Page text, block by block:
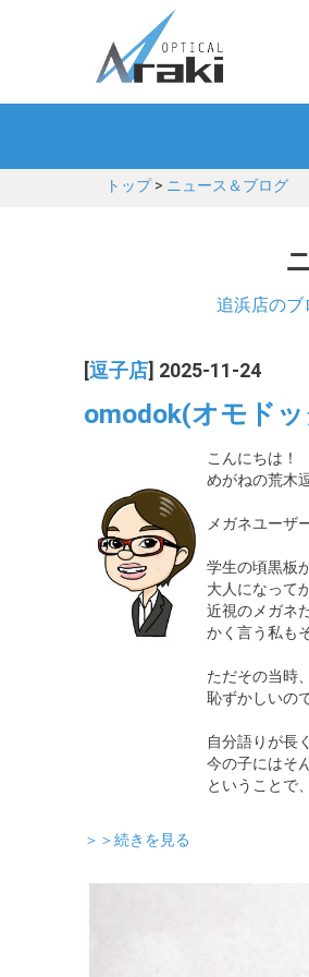
トップ> ニュース＆ブログ
追浜店のブ
逗子店 ] 2025-11-24
omodok(オモド
こんにちは！
めがねの荒木
メガネユーザ
学生の頃黒板
大人になって
近視のメガネ
かく言う私も
ただその当時
恥ずかしいの
自分語りが長
今の子にはそ
ということで
＞＞続きを見る